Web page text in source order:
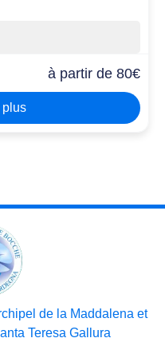
à partir de 80€
plus
de la Maddalena et
Teresa Gallura